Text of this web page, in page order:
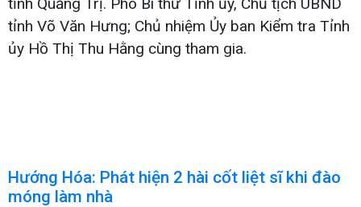
tỉnh Võ Văn Hưng; Chủ nhiệm Ủy ban Kiểm tra Tỉnh
ủy Hồ Thị Thu Hằng cùng tham gia.
Hướng Hóa: Phát hiện 2 hài cốt liệt sĩ khi đào
móng làm nhà